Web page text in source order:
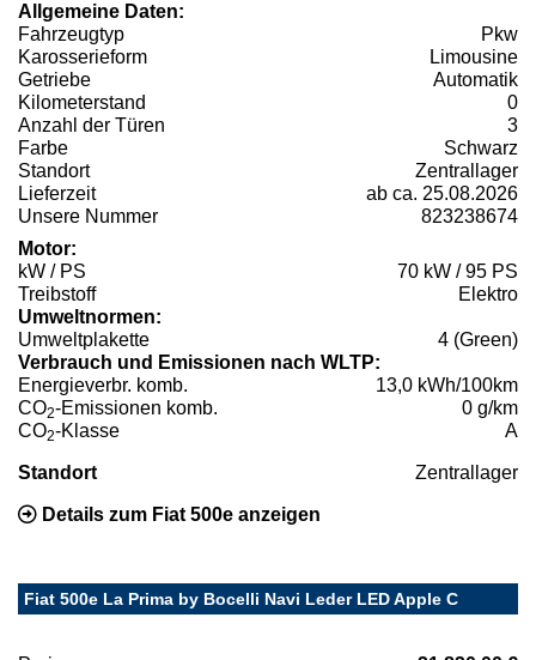
Allgemeine Daten:
Fahrzeugtyp
Pkw
Karosserieform
Limousine
Getriebe
Automatik
Kilometerstand
0
Anzahl der Türen
3
Farbe
Schwarz
Standort
Zentrallager
Lieferzeit
ab ca. 25.08.2026
Unsere Nummer
823238674
Motor:
kW / PS
70 kW / 95 PS
Treibstoff
Elektro
Umweltnormen:
Umweltplakette
4 (Green)
Verbrauch und Emissionen nach WLTP:
Energieverbr. komb.
13,0 kWh/100km
CO2-Emissionen komb.
0 g/km
CO2-Klasse A
Standort Zentrallager
Details zum Fiat 500e anzeigen
Fiat 500e La Prima by Bocelli Navi Leder LED Apple C